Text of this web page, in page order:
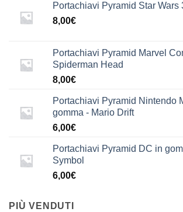
Portachiavi Pyramid Star Wars
8,00€
Portachiavi Pyramid Marvel
Spiderman Head
8,00€
Portachiavi Pyramid Nintendo
gomma - Mario Drift
6,00€
Portachiavi Pyramid DC in
Symbol
6,00€
PIÙ VENDUTI